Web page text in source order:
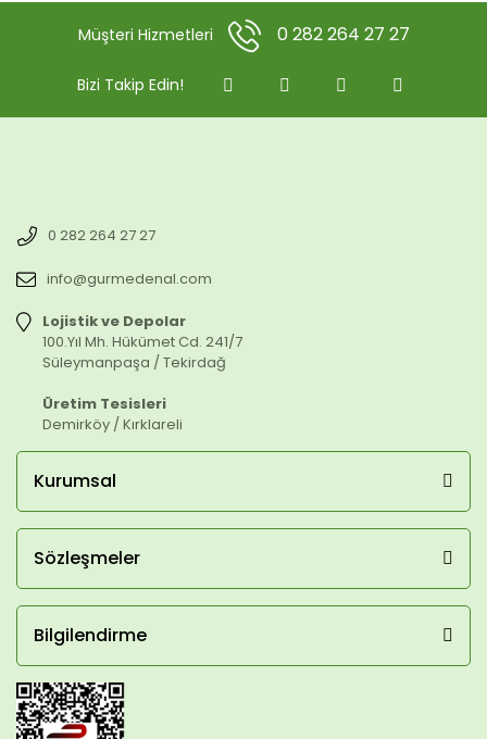
Müşteri Hizmetleri 0 282 264 27 27
Bizi Takip Edin!
0 282 264 27 27
info@gurmedenal.com
Lojistik ve Depolar
100.Yıl Mh. Hükümet Cd. 241/7
Süleymanpaşa / Tekirdağ
Üretim Tesisleri
Demirköy / Kırklareli
Kurumsal
Sözleşmeler
Bilgilendirme